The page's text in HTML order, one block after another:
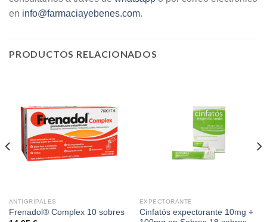
en info@farmaciayebenes.com.
PRODUCTOS RELACIONADOS
ANTIGRIPALES
Frenadol® Complex 10 sobres
EXPECTORANTE
Cinfatós expectorante 10mg +